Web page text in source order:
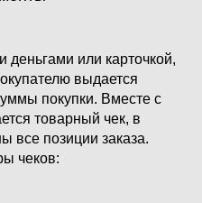
деньгами или карточкой,
выдается
покупки. Вместе с
товарный чек, в
все позиции заказа.
чеков: